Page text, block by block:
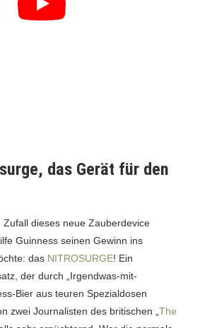
das Gerät für den
dieses neue Zauberdevice
Guinness seinen Gewinn ins
das NITROSURGE! Ein
der durch „Irgendwas-mit-
Bier aus teuren Spezialdosen
zwei Journalisten des britischen „ The